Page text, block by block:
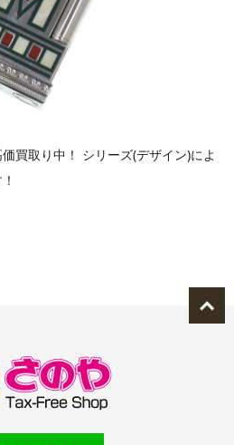
買取り中！ シリーズ(デザイン)によ